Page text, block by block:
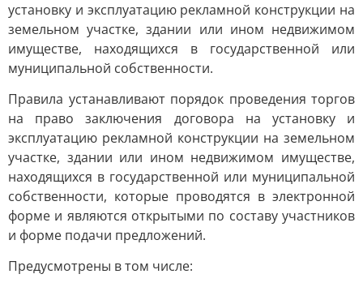
установку и эксплуатацию рекламной конструкции на
земельном участке, здании или ином недвижимом
имуществе, находящихся в государственной или
муниципальной собственности.
Правила устанавливают порядок проведения торгов
на право заключения договора на установку и
эксплуатацию рекламной конструкции на земельном
участке, здании или ином недвижимом имуществе,
находящихся в государственной или муниципальной
собственности, которые проводятся в электронной
форме и являются открытыми по составу участников
и форме подачи предложений.
Предусмотрены в том числе: